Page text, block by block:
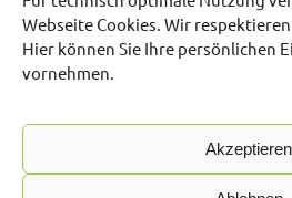
Webseite Cookies. Wir
Hier können Sie Ihre persönlichen
vornehmen.
Akzeptieren